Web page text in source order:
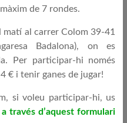
de 7 rondes.
matí al carrer Colom 39-41
Badalona), on es
Per participar-hi només
€ i tenir ganes de jugar!
si voleu participar-hi, us
través d’aquest formulari